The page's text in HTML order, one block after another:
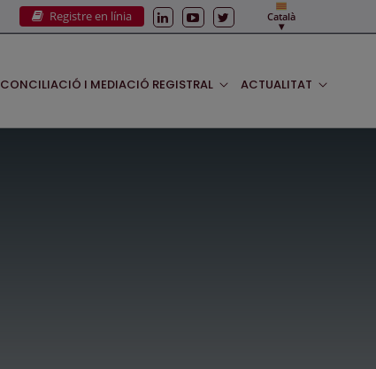
Registre en línia Català
CONCILIACIÓ I MEDIACIÓ REGISTRAL ACTUALITAT